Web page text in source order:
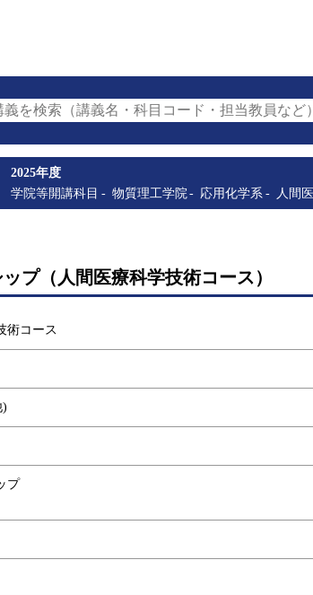
を検索（講義名・科目コード・担当教員など）
2025年度
学院等開講科目
物質理工学院 応用化学系 人間
プ（人間医療科学技術コース）
術コース
)
プ